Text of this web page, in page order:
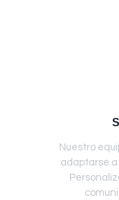
Nuestro
adaptarse